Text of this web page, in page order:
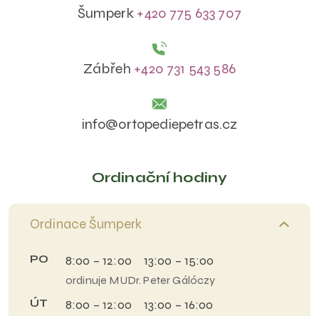
Ordinační hodiny
Ordinace Šumperk
PO 8:00 – 12:00 13:00 – 15:00
ordinuje MUDr. Peter Gálóczy
ÚT 8:00 – 12:00 13:00 – 16:00
Šumperk +420 775 633 707
Zábřeh +420 731 543 586
info@ortopediepetras.cz